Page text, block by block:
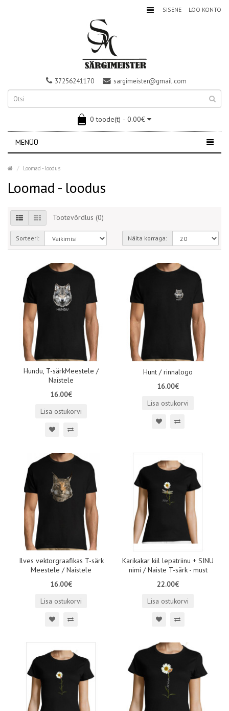
SISENE LOO KONTO
37256241170 sargimeister@gmail.com
0 toode(t) - 0.00€
MENÜÜ
Loomad - loodus
Loomad - loodus
Tootevõrdlus (0)
Sorteeri: Näita korraga:
Hundu, T-särkMeestele /
Naistele
16.00€
Lisa ostukorvi
Hunt / rinnalogo
16.00€
Lisa ostukorvi
Ilves vektorgraafikas T-särk
Meestele / Naistele
16.00€
Lisa ostukorvi
Karikakar kiil lepatriinu + SINU
nimi / Naiste T-särk - must
22.00€
Lisa ostukorvi